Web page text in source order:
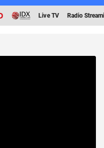
Live TV Radio